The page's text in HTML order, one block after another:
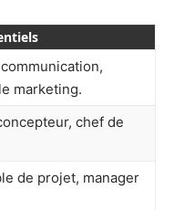
marketing.
chef de
de projet, manager